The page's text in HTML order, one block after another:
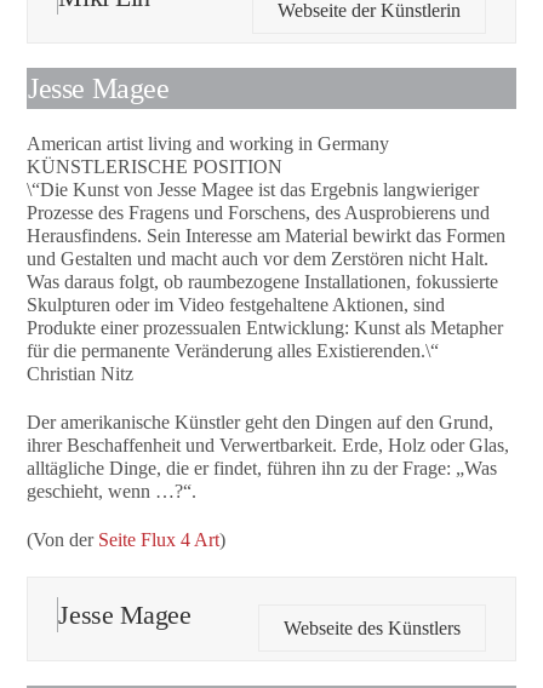
Webseite der Künstlerin
Jesse Magee
American artist living and working in Germany
KÜNSTLERISCHE POSITION
\“Die Kunst von Jesse Magee ist das Ergebnis langwieriger
Prozesse des Fragens und Forschens, des Ausprobierens und
Herausfindens. Sein Interesse am Material bewirkt das Formen
und Gestalten und macht auch vor dem Zerstören nicht Halt.
Was daraus folgt, ob raumbezogene Installationen, fokussierte
Skulpturen oder im Video festgehaltene Aktionen, sind
Produkte einer prozessualen Entwicklung: Kunst als Metapher
für die permanente Veränderung alles Existierenden.\“
Christian Nitz
Der amerikanische Künstler geht den Dingen auf den Grund,
ihrer Beschaffenheit und Verwertbarkeit. Erde, Holz oder Glas,
alltägliche Dinge, die er findet, führen ihn zu der Frage: „Was
geschieht, wenn …?“.
(Von der Seite Flux 4 Art)
Jesse Magee Webseite des Künstlers